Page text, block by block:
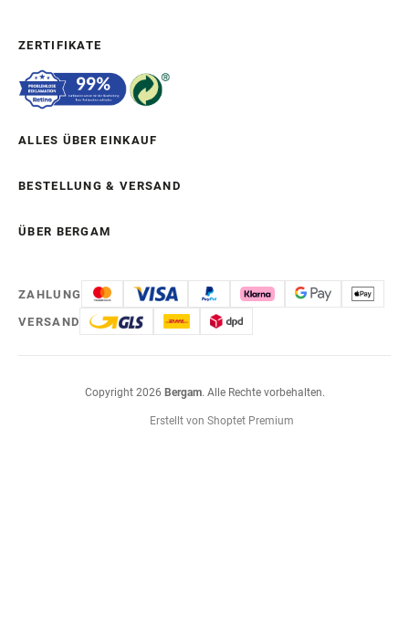
ZERTIFIKATE
ALLES ÜBER EINKAUF
BESTELLUNG & VERSAND
ÜBER BERGAM
ZAHLUNG
VERSAND
Erstellt von Shoptet Premium
Copyright 2026 Bergam. Alle Rechte vorbehalten.